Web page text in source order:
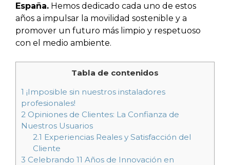
España. Hemos dedicado cada uno de estos
años a impulsar la movilidad sostenible y a
promover un futuro más limpio y respetuoso
con el medio ambiente.
Tabla de contenidos
1 ¡Imposible sin nuestros instaladores
profesionales!
2 Opiniones de Clientes: La Confianza de
Nuestros Usuarios
2.1 Experiencias Reales y Satisfacción del
Cliente
3 Celebrando 11 Años de Innovación en